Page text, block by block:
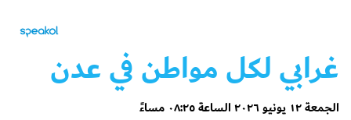
غرابي لكل مواطن في عدن
الجمعة ١٢ يونيو ٢٠٢٦ الساعة ٠٨:٢٥ مساءً